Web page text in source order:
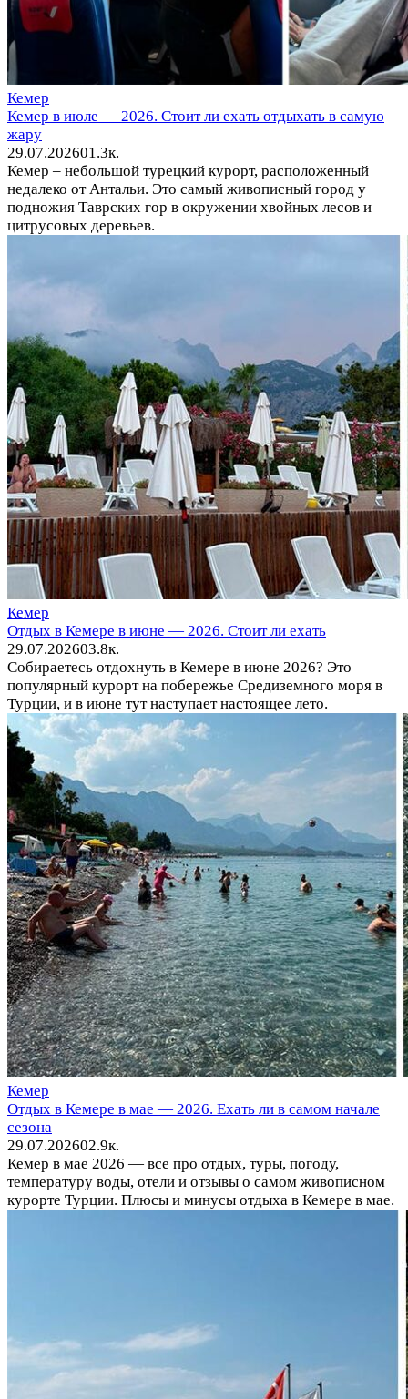
Кемер
Кемер в июле — 2026. Стоит ли ехать отдыхать в самую
жару
29.07.202601.3к.
Кемер – небольшой турецкий курорт, расположенный
недалеко от Антальи. Это самый живописный город у
подножия Таврских гор в окружении хвойных лесов и
цитрусовых деревьев.
Кемер
Отдых в Кемере в июне — 2026. Стоит ли ехать
29.07.202603.8к.
Собираетесь отдохнуть в Кемере в июне 2026? Это
популярный курорт на побережье Средиземного моря в
Турции, и в июне тут наступает настоящее лето.
Кемер
Отдых в Кемере в мае — 2026. Ехать ли в самом начале
сезона
29.07.202602.9к.
Кемер в мае 2026 — все про отдых, туры, погоду,
температуру воды, отели и отзывы о самом живописном
курорте Турции. Плюсы и минусы отдыха в Кемере в мае.